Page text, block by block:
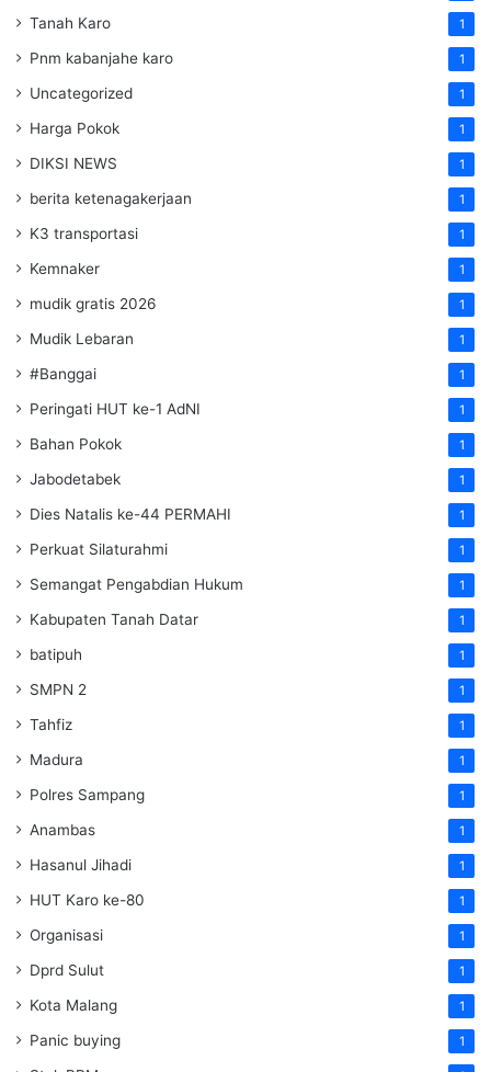
Tanah Karo 1
Pnm kabanjahe karo 1
Uncategorized 1
Harga Pokok 1
DIKSI NEWS 1
berita ketenagakerjaan 1
K3 transportasi 1
Kemnaker 1
mudik gratis 2026 1
Mudik Lebaran 1
#Banggai 1
Peringati HUT ke-1 AdNI 1
Bahan Pokok 1
Jabodetabek 1
Dies Natalis ke-44 PERMAHI 1
Perkuat Silaturahmi 1
Semangat Pengabdian Hukum 1
Kabupaten Tanah Datar 1
batipuh 1
SMPN 2 1
Tahfiz 1
Madura 1
Polres Sampang 1
Anambas 1
Hasanul Jihadi 1
HUT Karo ke-80 1
Organisasi 1
Dprd Sulut 1
Kota Malang 1
Panic buying 1